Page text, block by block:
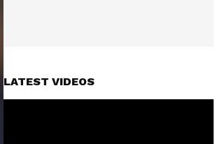
LATEST VIDEOS